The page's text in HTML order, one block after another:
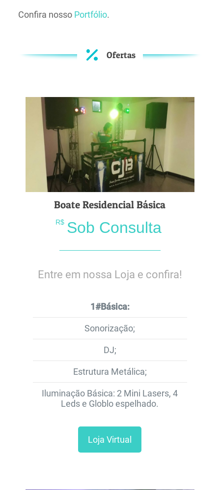
Confira nosso Portfólio.
Ofertas
Boate Residencial Básica
R$ Sob Consulta
Entre em nossa Loja e confira!
1#Básica:
Sonorização;
DJ;
Estrutura Metálica;
Iluminação Básica: 2 Mini Lasers, 4
Leds e Globlo espelhado.
Loja Virtual